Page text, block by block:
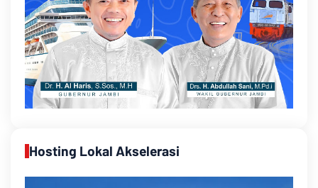
Hosting Lokal Akselerasi